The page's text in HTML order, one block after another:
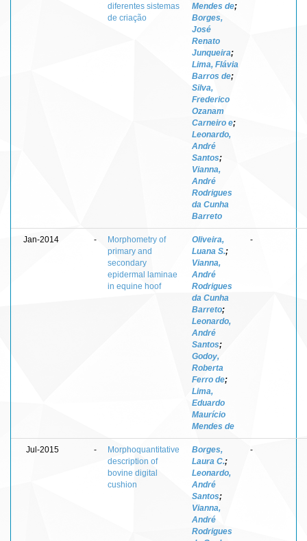
diferentes sistemas
de criação
Mendes de;
Borges,
José
Renato
Junqueira;
Lima, Flávia
Barros de;
Silva,
Frederico
Ozanam
Carneiro e;
Leonardo,
André
Santos;
Vianna,
André
Rodrigues
da Cunha
Barreto
Jan-2014 -
Morphometry of
primary and
secondary
epidermal laminae
in equine hoof
Oliveira,
Luana S.;
Vianna,
André
Rodrigues
da Cunha
Barreto;
Leonardo,
André
Santos;
Godoy,
Roberta
Ferro de;
Lima,
Eduardo
Maurício
Mendes de
-
Jul-2015 -
Morphoquantitative
description of
bovine digital
cushion
Borges,
Laura C.;
Leonardo,
André
Santos;
Vianna,
André
Rodrigues
-